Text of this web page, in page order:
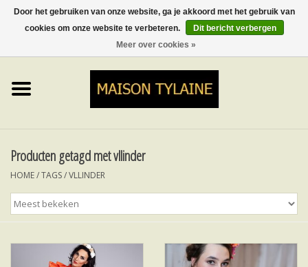
0 Artikelen - €0,00
TOPS
ROKKEN&BROEKEN
MY MUSIC
Producten getagd met vllinder
HOME/TAGS/VLLINDER
Door het gebruiken van onze website, ga je akkoord met het gebruik van
cookies om onze website te verbeteren.
Dit bericht verbergen
Meer over cookies »